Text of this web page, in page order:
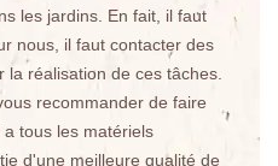
les jardins. En fait, il faut
nous, il faut contacter des
réalisation de ces tâches.
recommander de faire
tous les matériels
d'une meilleure qualité de